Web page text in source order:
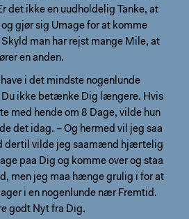
det ikke en uudholdelig Tanke, at
gjør sig Umage for at komme
man har rejst mange Mile, at
en anden.
have i det mindste nogenlunde
Du ikke betænke Dig længere. Hvis
med hende om 8 Dage, vilde hun
det idag. – Og hermed vil jeg saa
dertil vilde jeg saamænd hjærtelig
paa Dig og komme over og staa
men jeg maa hænge grulig i for at
i en nogenlunde nær Fremtid.
godt Nyt fra Dig.